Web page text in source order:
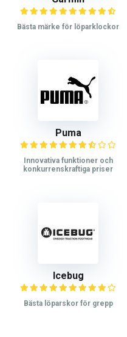
Bästa märke för löparklockor
Puma
Innovativa funktioner och
konkurrenskraftiga priser
Icebug
Bästa löparskor för grepp